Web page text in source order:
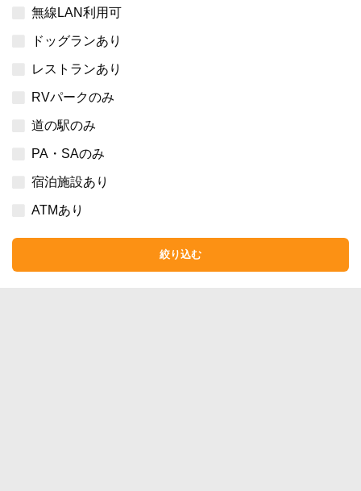
無線LAN利用可
ドッグランあり
レストランあり
RVパークのみ
道の駅のみ
PA・SAのみ
宿泊施設あり
ATMあり
絞り込む